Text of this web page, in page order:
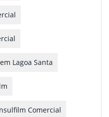
Lagoa Santa
Comercial